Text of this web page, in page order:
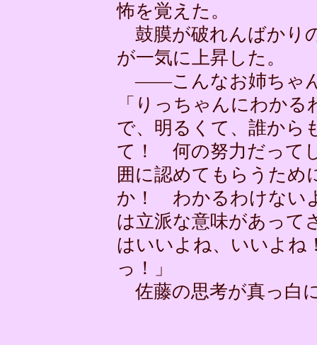
怖を覚えた。
鼓膜が破れんばかり
が一気に上昇した。
――こんなお姉ちゃ
「りっちゃんにわか
で、明るくて、誰か
て！ 何の努力だって
囲に認めてもらうため
か！ わかるわけない
は立派な意味があって
はいいよね、いいよ
っ！」
佐藤の思考が真っ白